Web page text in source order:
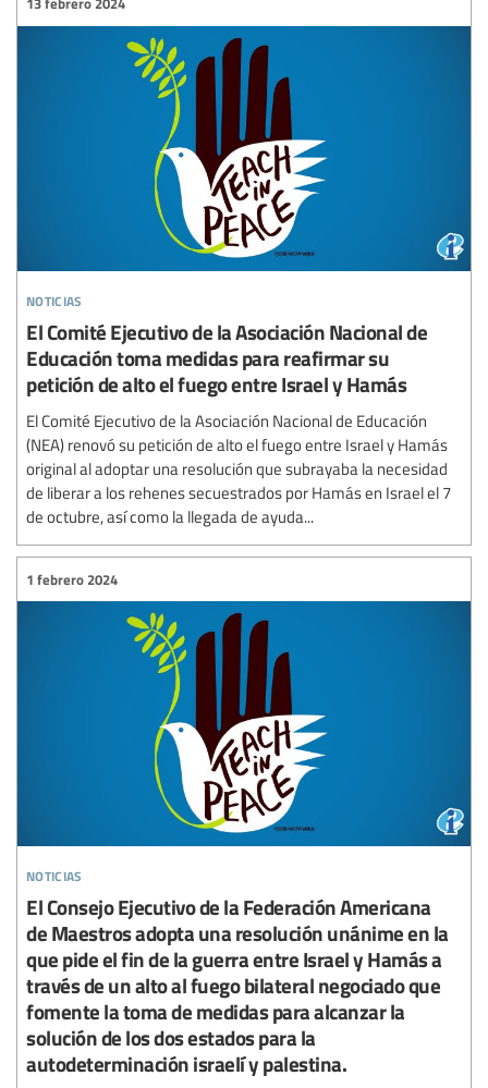
noticias
El Comité Ejecutivo de la Asociación Nacional de
Educación toma medidas para reafirmar su
petición de alto el fuego entre Israel y Hamás
El Comité Ejecutivo de la Asociación Nacional de Educación
(NEA) renovó su petición de alto el fuego entre Israel y Hamás
original al adoptar una resolución que subrayaba la necesidad
de liberar a los rehenes secuestrados por Hamás en Israel el 7
de octubre, así como la llegada de ayuda...
noticias
1 febrero 2024
El Consejo Ejecutivo de la Federación Americana
de Maestros adopta una resolución unánime en la
que pide el fin de la guerra entre Israel y Hamás a
través de un alto al fuego bilateral negociado que
fomente la toma de medidas para alcanzar la
solución de los dos estados para la
autodeterminación israelí y palestina.